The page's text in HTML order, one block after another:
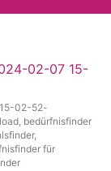
02-07 15-